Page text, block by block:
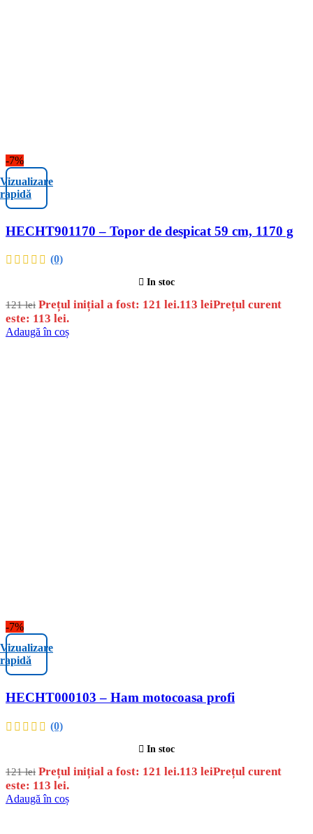
-7%
Vizualizare
rapidă
HECHT901170 – Topor de despicat 59 cm, 1170 g
(0)
In stoc
121lei Prețul inițial a fost: 121 lei.113 leiPrețul curent
este: 113 lei.
Adaugă în coș
-7%
Vizualizare
rapidă
HECHT000103 – Ham motocoasa profi
(0)
In stoc
121lei Prețul inițial a fost: 121 lei.113 leiPrețul curent
este: 113 lei.
Adaugă în coș